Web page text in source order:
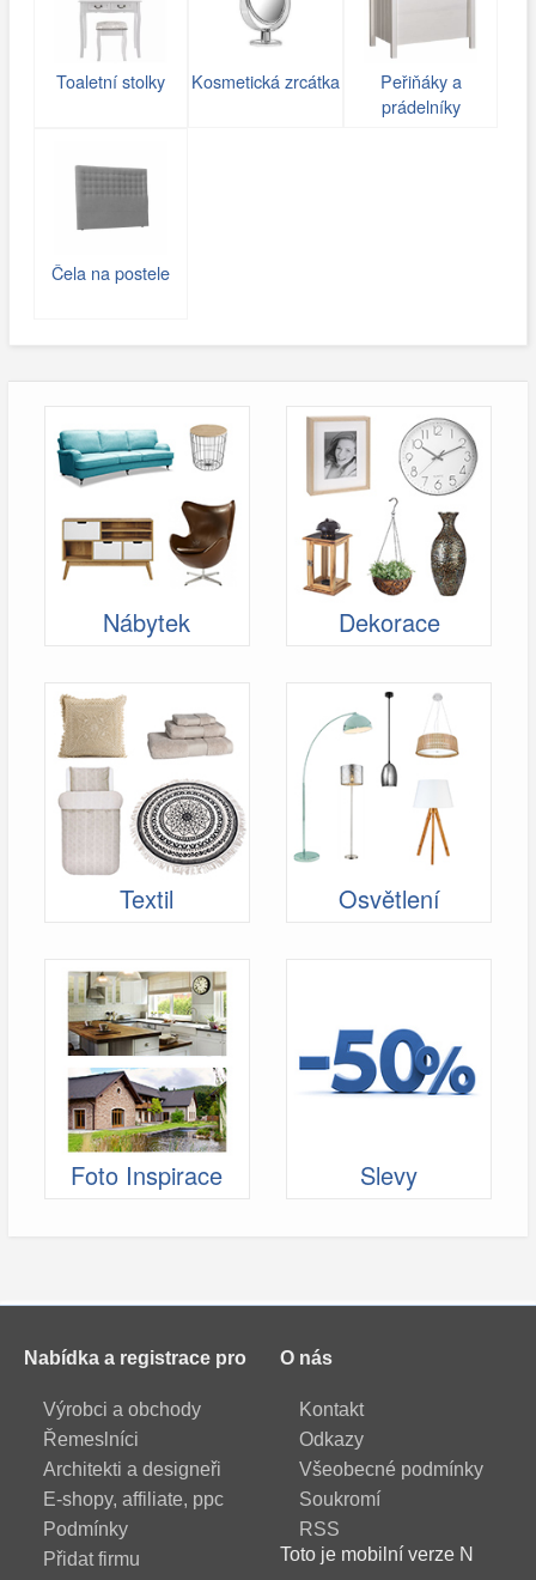
Toaletní stolky Kosmetická zrcátka
Peřiňáky a
prádelníky
Čela na postele
Nábytek Dekorace
Textil Osvětlení
Foto Inspirace Slevy
Nabídka a registrace pro
Výrobci a obchody
Řemeslníci
Architekti a designeři
E-shopy, affiliate, ppc
Podmínky
Přidat firmu
O nás
Kontakt
Odkazy
Všeobecné podmínky
Soukromí
RSS
Toto je mobilní verze N